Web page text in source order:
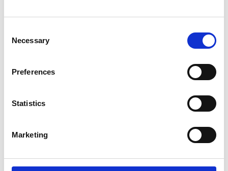
Selection
Necessary
Preferences
Statistics
Marketing
behandelt unter anderem folgende Aspekte:
Wachstumsgestalter
CFO“ und dessen Potenzial zur Steigerung
von Effizienz und Wertschöpfung